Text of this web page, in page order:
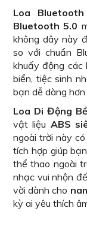
Loa
Bluetooth 5.0
không dây này
so với chuẩn
khuấy động các
biển, tiệc sinh
bạn dễ dàng hơn
Loa Di Động
vật liệu ABS
ngoài trời này
tích hợp giúp
thể thao ngoài
nhạc vui nhộn
vời dành cho
kỳ ai yêu thích